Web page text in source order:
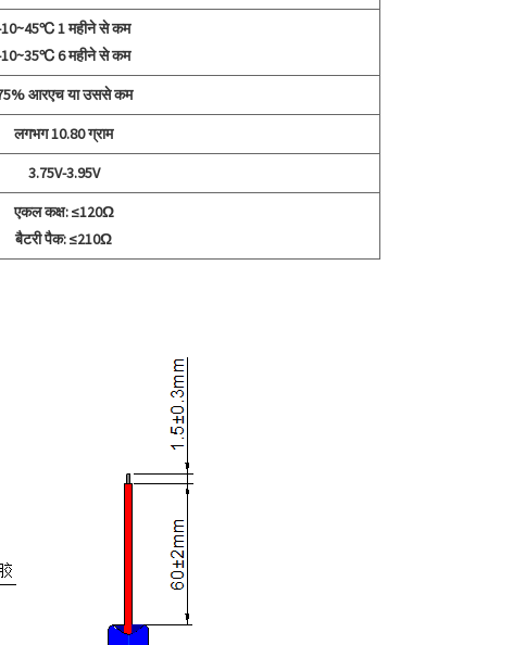
1 महीने से कम
6 महीने से कम
आरएच या उससे कम
लगभग 10.80 ग्राम
3.75V-3.95V
एकल कक्ष: ≤120Ω
बैटरी पैक: ≤210Ω